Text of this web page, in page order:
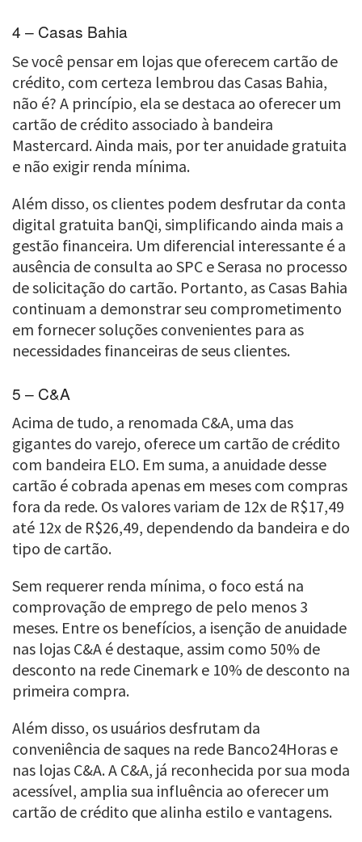
4 – Casas Bahia
Se você pensar em lojas que oferecem cartão de
crédito, com certeza lembrou das Casas Bahia,
não é? A princípio, ela se destaca ao oferecer um
cartão de crédito associado à bandeira
Mastercard. Ainda mais, por ter anuidade gratuita
e não exigir renda mínima.
Além disso, os clientes podem desfrutar da conta
digital gratuita banQi, simplificando ainda mais a
gestão financeira. Um diferencial interessante é a
ausência de consulta ao SPC e Serasa no processo
de solicitação do cartão. Portanto, as Casas Bahia
continuam a demonstrar seu comprometimento
em fornecer soluções convenientes para as
necessidades financeiras de seus clientes.
5 – C&A
Acima de tudo, a renomada C&A, uma das
gigantes do varejo, oferece um cartão de crédito
com bandeira ELO. Em suma, a anuidade desse
cartão é cobrada apenas em meses com compras
fora da rede. Os valores variam de 12x de R$17,49
até 12x de R$26,49, dependendo da bandeira e do
tipo de cartão.
Sem requerer renda mínima, o foco está na
comprovação de emprego de pelo menos 3
meses. Entre os benefícios, a isenção de anuidade
nas lojas C&A é destaque, assim como 50% de
desconto na rede Cinemark e 10% de desconto na
primeira compra.
Além disso, os usuários desfrutam da
conveniência de saques na rede Banco24Horas e
nas lojas C&A. A C&A, já reconhecida por sua moda
acessível, amplia sua influência ao oferecer um
cartão de crédito que alinha estilo e vantagens.